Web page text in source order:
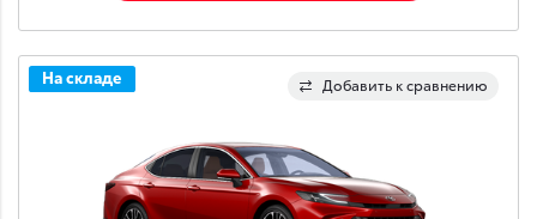
Добавить к сравнению
На складе